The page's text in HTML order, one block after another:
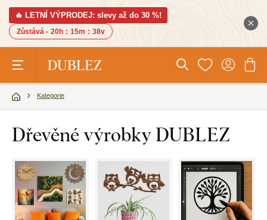
🔥 LETNÍ VÝPRODEJ: slevy až do 30 %!
Zůstává - 20h : 15m : 37v
Kategorie
Dřevěné výrobky DUBLEZ